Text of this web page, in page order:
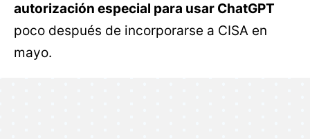
autorización especial para usar ChatGPT
poco después de incorporarse a CISA en
mayo.